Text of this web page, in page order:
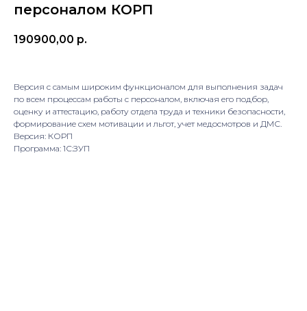
персоналом КОРП
190900,00 р.
Версия с самым широким функционалом для выполнения задач
по всем процессам работы с персоналом, включая его подбор,
оценку и аттестацию, работу отдела труда и техники безопасности,
формирование схем мотивации и льгот, учет медосмотров и ДМС.
Версия: КОРП
Программа: 1С:ЗУП